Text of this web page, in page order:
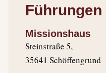
Führungen
Missionshaus
Steinstraße 5,
35641 Schöffengrund